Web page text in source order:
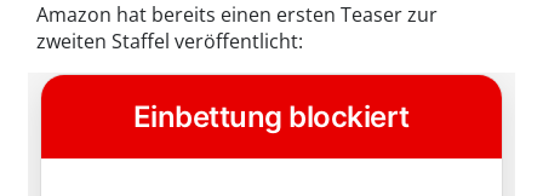
Amazon hat bereits einen ersten Teaser zur
zweiten Staffel veröffentlicht: